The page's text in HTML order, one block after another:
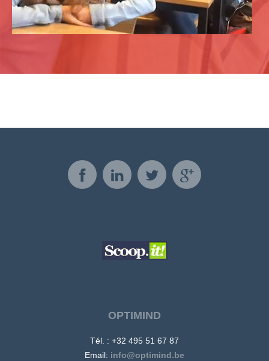
OPTIMIND
Tél. : +32 495 51 67 87
Email: info@optimind.be